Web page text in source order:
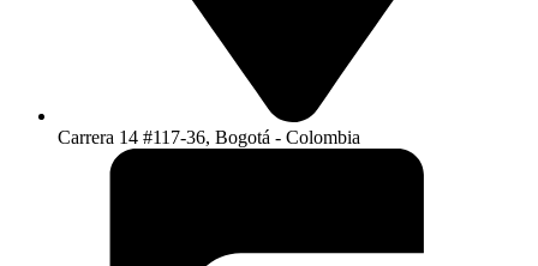
Carrera 14 #117-36, Bogotá - Colombia